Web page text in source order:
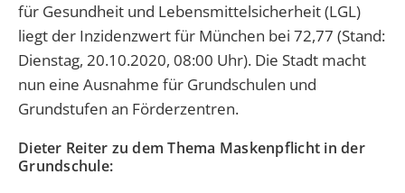
für Gesundheit und Lebensmittelsicherheit (LGL)
liegt der Inzidenzwert für München bei 72,77 (Stand:
Dienstag, 20.10.2020, 08:00 Uhr). Die Stadt macht
nun eine Ausnahme für Grundschulen und
Grundstufen an Förderzentren.
Dieter Reiter zu dem Thema Maskenpflicht in der
Grundschule: